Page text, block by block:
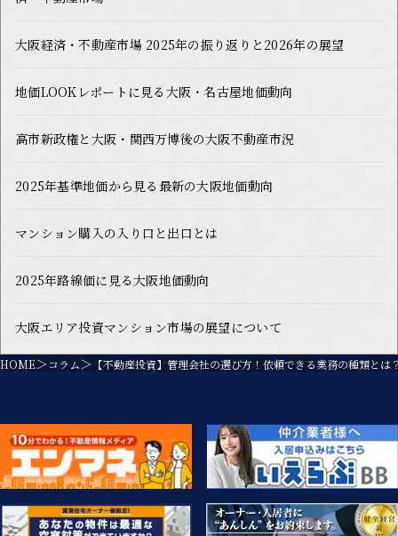
大阪経済・不動産市場 2025年の振り返りと2026年の展望
地価LOOKレポートに見る大阪・名古屋地価動向
高市新政権と大阪・関西万博後の大阪不動産市況
2025年基準地価から見る最新の大阪地価動向
マンション購入の入り口と出口とは
2025年路線価に見る大阪地価動向
大阪エリア投資マンション市場の展望について
HOME コラム 【不動産投資】管理会社の選び方！依頼できる業務の種類とは